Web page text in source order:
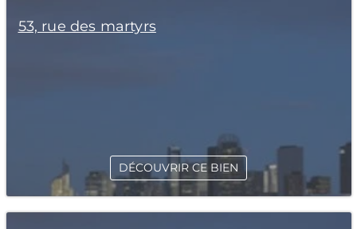
53, rue des martyrs
DÉCOUVRIR CE BIEN